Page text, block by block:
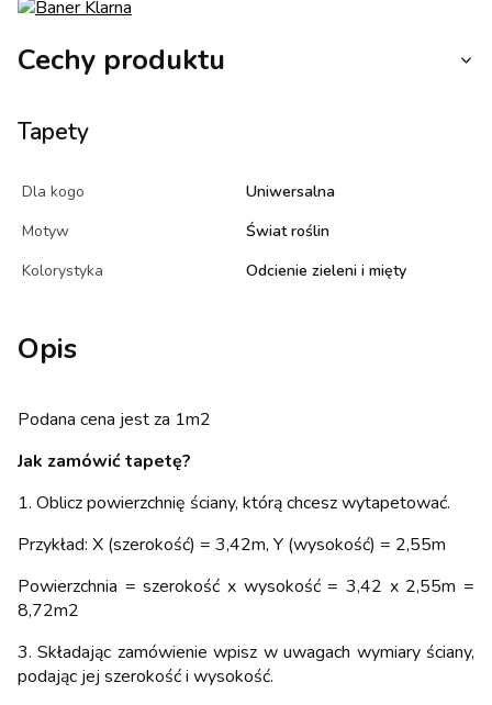
Cechy produktu
Tapety
Dla kogo
Uniwersalna
Motyw
Świat roślin
Kolorystyka
Odcienie zieleni i mięty
Opis
Podana cena jest za 1m2
Jak zamówić tapetę?
1. Oblicz powierzchnię ściany, którą chcesz wytapetować.
Przykład: X (szerokość) = 3,42m, Y (wysokość) = 2,55m
Powierzchnia = szerokość x wysokość = 3,42 x 2,55m =
8,72m2
3. Składając zamówienie wpisz w uwagach wymiary ściany,
podając jej szerokość i wysokość.